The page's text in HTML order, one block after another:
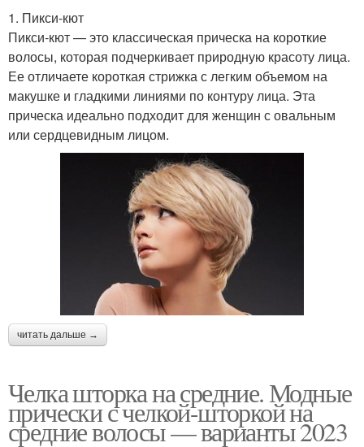
1. Пикси-кют
Пикси-кют — это классическая прическа на короткие
волосы, которая подчеркивает природную красоту лица.
Ее отличаете короткая стрижка с легким объемом на
макушке и гладкими линиями по контуру лица. Эта
прическа идеально подходит для женщин с овальным
или сердцевидным лицом.
читать дальше →
Челка шторка на средние. Модные
прически с челкой-шторкой на
средние волосы — варианты 2023